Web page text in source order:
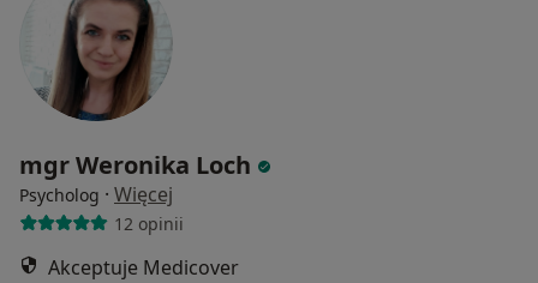
mgr Weronika Loch
Psycholog · Więcej
12 opinii
Akceptuje Medicover